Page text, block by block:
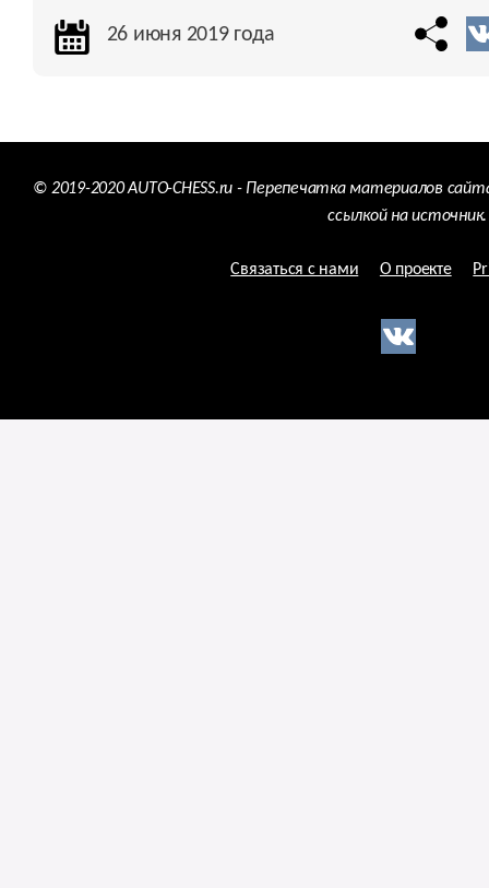
26 июня 2019 года
© 2019-2020 AUTO-CHESS.ru - Перепечатка материалов
ссылкой на источник.
Связаться с нами О проекте